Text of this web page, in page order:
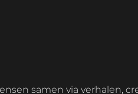
samen via verhalen,